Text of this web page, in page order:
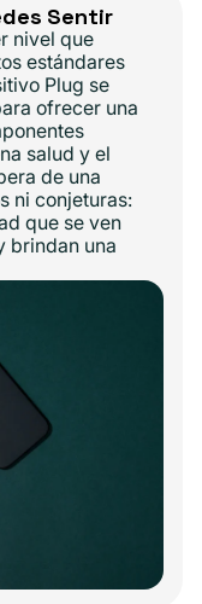
Sentir
nivel que
estándares
Plug se
ofrecer una
salud y el
de una
ni conjeturas:
que se ven
brindan una